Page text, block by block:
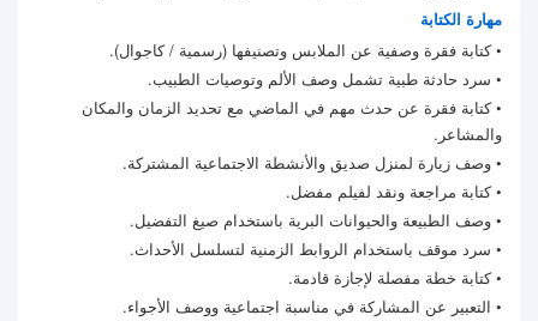
مهارة الكتابة
• كتابة فقرة وصفية عن الملابس وتصنيفها (رسمية / كاجوال).
• سرد حادثة طبية تشمل وصف الألم وتوصيات الطبيب.
• كتابة فقرة عن حدث مهم في الماضي مع تحديد الزمان والمكان
والمشاعر.
• وصف زيارة لمنزل صديق والأنشطة الاجتماعية المشتركة.
• كتابة مراجعة ونقد لفيلم مفضل.
• وصف الطبيعة والحيوانات البرية باستخدام صيغ التفضيل.
• سرد موقف باستخدام الروابط الزمنية لتسلسل الأحداث.
• كتابة خطة مفصلة لإجازة قادمة.
• التعبير عن المشاركة في مناسبة اجتماعية ووصف الأجواء.